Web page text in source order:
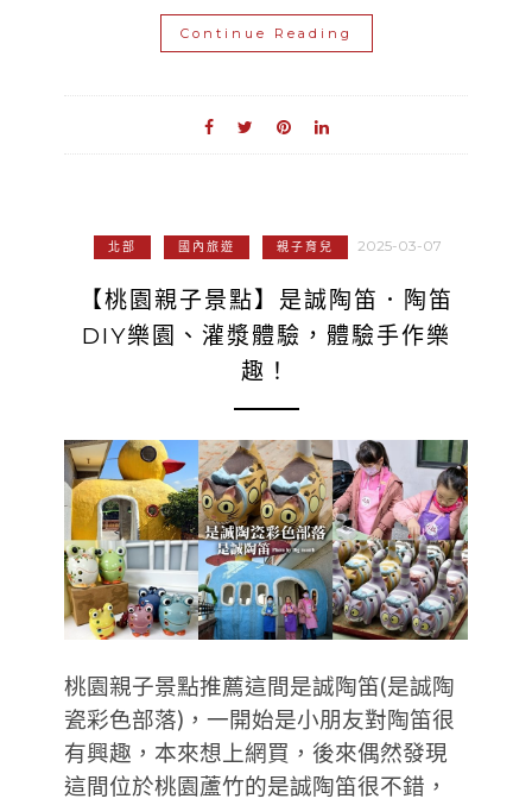
Continue Reading
北部 國內旅遊 親子育兒 2025-03-07
【桃園親子景點】是誠陶笛．陶笛
DIY樂園、灌漿體驗，體驗手作樂
趣！
桃園親子景點推薦這間是誠陶笛(是誠陶
瓷彩色部落)，一開始是小朋友對陶笛很
有興趣，本來想上網買，後來偶然發現
這間位於桃園蘆竹的是誠陶笛很不錯，